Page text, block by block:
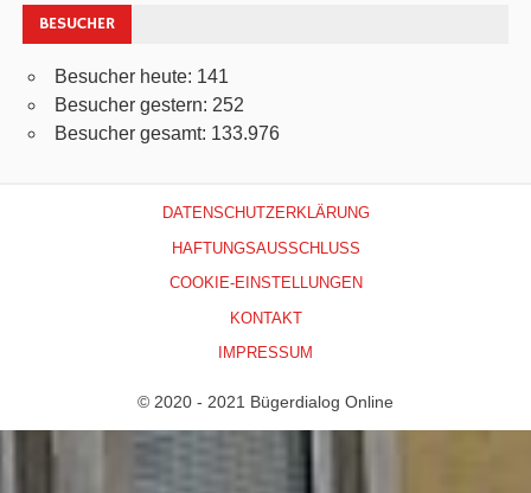
BESUCHER
Besucher heute: 141
Besucher gestern: 252
Besucher gesamt: 133.976
DATENSCHUTZERKLÄRUNG
HAFTUNGSAUSSCHLUSS
COOKIE-EINSTELLUNGEN
KONTAKT
IMPRESSUM
© 2020 - 2021 Bügerdialog Online